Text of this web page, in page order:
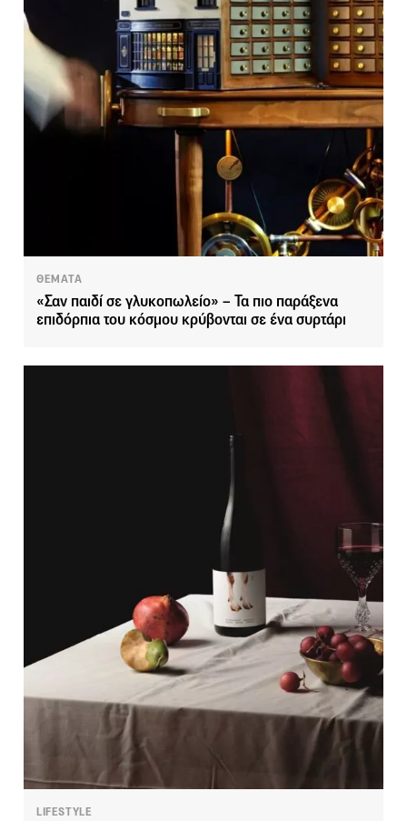
ΘΕΜΑΤΑ
«Σαν παιδί σε γλυκοπωλείο» – Τα πιο παράξενα
επιδόρπια του κόσμου κρύβονται σε ένα συρτάρι
LIFESTYLE